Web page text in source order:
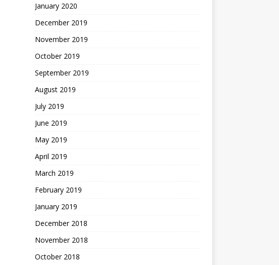
January 2020
December 2019
November 2019
October 2019
September 2019
August 2019
July 2019
June 2019
May 2019
April 2019
March 2019
February 2019
January 2019
December 2018
November 2018
October 2018